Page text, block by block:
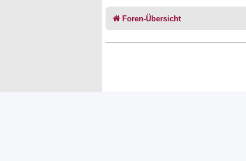
Foren-Übersicht